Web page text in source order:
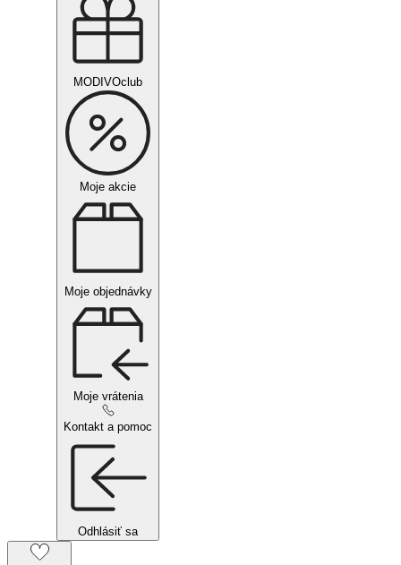
MODIVOclub
Moje akcie
Moje objednávky
Moje vrátenia
Kontakt a pomoc
Odhlásiť sa